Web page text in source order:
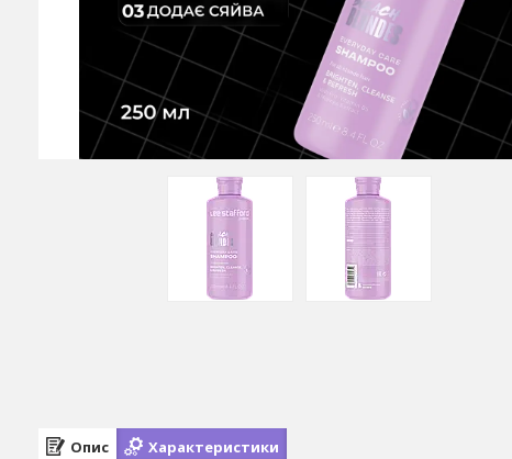
Опис Характеристики